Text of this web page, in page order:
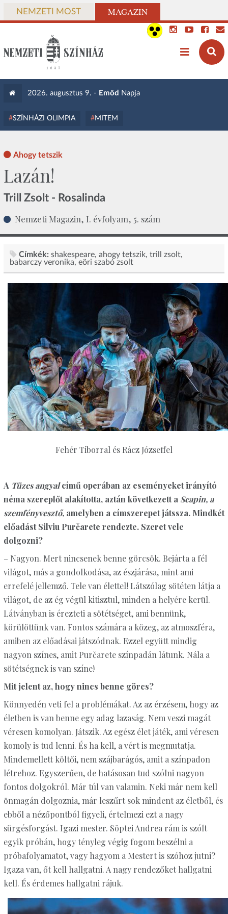
NEMZETI MOST MAGAZIN
2026. augusztus 9. - Emőd Napja
SZÍNHÁZI OLIMPIA MITEM
Ahogy tetszik
Lazán!
Trill Zsolt - Rosalinda
Nemzeti Magazin, I. évfolyam, 5. szám
Címkék: shakespeare ahogy tetszik trill zsolt
babarczy veronika eöri szabó zsolt
Fehér Tiborral és Rácz Józseffel
A Tüzes angyalcímű operában az eseményeket irányító
néma szereplőt alakította, aztán következett a Scapin, a
szemfényvesztő,amelyben a címszerepet játssza. Mindkét
előadást Silviu Purčarete rendezte. Szeret vele
dolgozni?
– Nagyon. Mert nincsenek benne görcsök. Bejárta a fél
világot, más a gondolkodása, az észjárása, mint ami
errefelé jellemző. Tele van élettel! Látszólag sötéten látja a
világot, de az ég végül kitisztul, minden a helyére kerül.
Látványban is érezteti a sötétséget, ami bennünk,
körülöttünk van. Fontos számára a közeg, az atmoszféra,
amiben az előadásai játszódnak. Ezzel együtt mindig
nagyon színes, amit Purčarete színpadán látunk. Nála a
sötétségnek is van színe!
Mit jelent az, hogy nincs benne görcs?
Könnyedén veti fel a problémákat. Az az érzésem, hogy az
életben is van benne egy adag lazaság. Nem veszi magát
véresen komolyan. Játszik. Az egész élet játék, ami véresen
komoly is tud lenni. És ha kell, a vért is megmutatja.
Mindemellett költői, nem szájbarágós, amit a színpadon
létrehoz. Egyszerűen, de hatásosan tud szólni nagyon
fontos dolgokról. Már túl van valamin. Neki már nem kell
önmagán dolgoznia, már leszűrt sok mindent az életből, és
ebből a nézőpontból figyeli, értelmezi ezt a nagy
sürgésforgást. Igazi mester. Söptei Andrea rám is szólt
egyik próbán, hogy tényleg végig fogom beszélni a
próbafolyamatot, vagy hagyom a Mestert is szóhoz jutni?
Igaza van, őt kell hallgatni. A nagy rendezőket hallgatni
kell. És érdemes hallgatni rájuk.